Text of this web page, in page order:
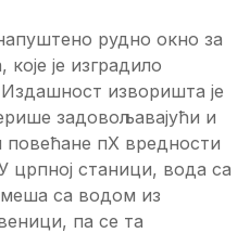
рудно окно за
је изградило
изворишта је
задовољавајући и
повећане пХ вредности
црпној станици, вода са
са водом из
па се та